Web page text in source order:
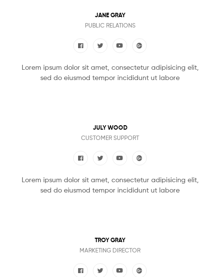
JANE GRAY
PUBLIC RELATIONS
Lorem ipsum dolor sit amet, consectetur adipisicing elit,
sed do eiusmod tempor incididunt ut labore
JULY WOOD
CUSTOMER SUPPORT
Lorem ipsum dolor sit amet, consectetur adipisicing elit,
sed do eiusmod tempor incididunt ut labore
TROY GRAY
MARKETING DIRECTOR